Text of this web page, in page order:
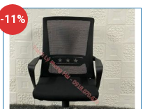
350,000₫.
-11%